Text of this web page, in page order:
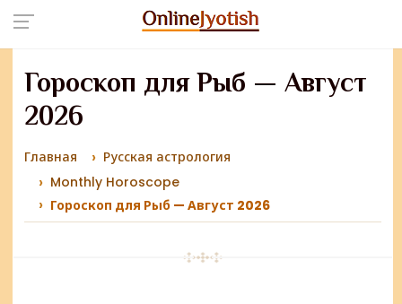
Гороскоп для Рыб — Август
2026
Главная
Русская астрология
Monthly Horoscope
Гороскоп для Рыб — Август 2026